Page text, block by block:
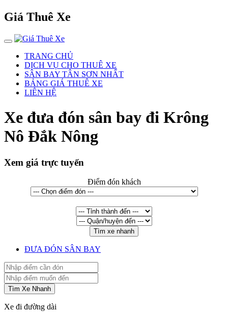
Giá Thuê Xe
TRANG CHỦ
DỊCH VỤ CHO THUÊ XE
SÂN BAY TÂN SƠN NHẤT
BẢNG GIÁ THUÊ XE
LIÊN HỆ
Xe đưa đón sân bay đi Krông
Nô Đắk Nông
Xem giá trực tuyến
Điểm đón khách
Tìm xe nhanh
ĐƯA ĐÓN SÂN BAY
Tìm Xe Nhanh
Xe đi đường dài